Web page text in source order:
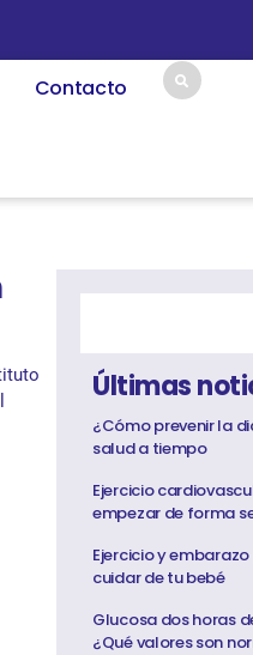
Contacto
Últimas
¿Cómo prevenir la
salud a tiempo
Ejercicio
empezar de forma
Ejercicio y
cuidar de tu bebé
Glucosa dos horas
¿Qué valores son